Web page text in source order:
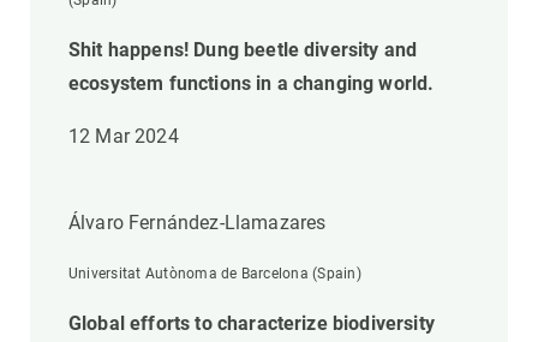
Shit happens! Dung beetle diversity and
ecosystem functions in a changing world.
12 Mar 2024
Álvaro Fernández-Llamazares
Universitat Autònoma de Barcelona (Spain)
Global efforts to characterize biodiversity